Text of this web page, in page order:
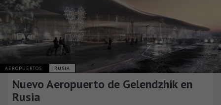
AEROPUERTOS RUSIA
Nuevo Aeropuerto de Gelendzhik en
Rusia